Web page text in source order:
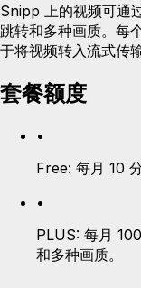
Snipp 上的视频可通
跳转和多种画质。每
于将视频转入流式传
套餐额度
•
Free: 每月 10
•
PLUS: 每月
和多种画质。